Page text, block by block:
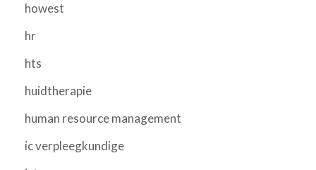
howest
hr
hts
huidtherapie
human resource management
ic verpleegkundige